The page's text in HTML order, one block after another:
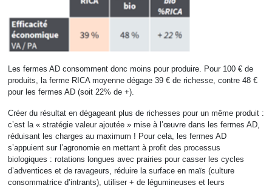
Les fermes AD consomment donc moins pour produire. Pour 100 € de
produits, la ferme RICA moyenne dégage 39 € de richesse, contre 48 €
pour les fermes AD (soit 22% de +).
Créer du résultat en dégageant plus de richesses pour un même produit :
c’est la « stratégie valeur ajoutée » mise à l’œuvre dans les fermes AD,
réduisant les charges au maximum ! Pour cela, les fermes AD
s’appuient sur l’agronomie en mettant à profit des processus
biologiques : rotations longues avec prairies pour casser les cycles
d’adventices et de ravageurs, réduire la surface en maïs (culture
consommatrice d’intrants), utiliser + de légumineuses et leurs